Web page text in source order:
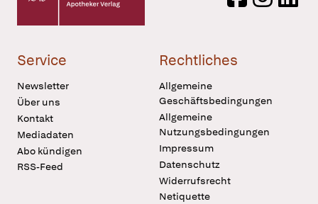
Service
Newsletter
Über uns
Kontakt
Mediadaten
Abo kündigen
RSS-Feed
Rechtliches
Allgemeine
Geschäftsbedingungen
Allgemeine
Nutzungsbedingungen
Impressum
Datenschutz
Widerrufsrecht
Netiquette